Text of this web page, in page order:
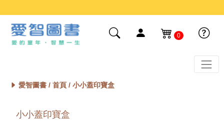
0
愛智圖書 / 首頁/ 小小蓋印寶盒
小小蓋印寶盒